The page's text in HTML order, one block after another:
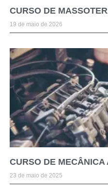
CURSO DE
19 de maio de 2026
CURSO DE MECÂNICA
23 de maio de 2025